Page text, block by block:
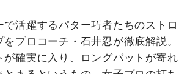
で活躍するパター巧者たちのストロ
プロコーチ・石井忍が徹底解説。
が確実に入り、ロングパットが寄れ